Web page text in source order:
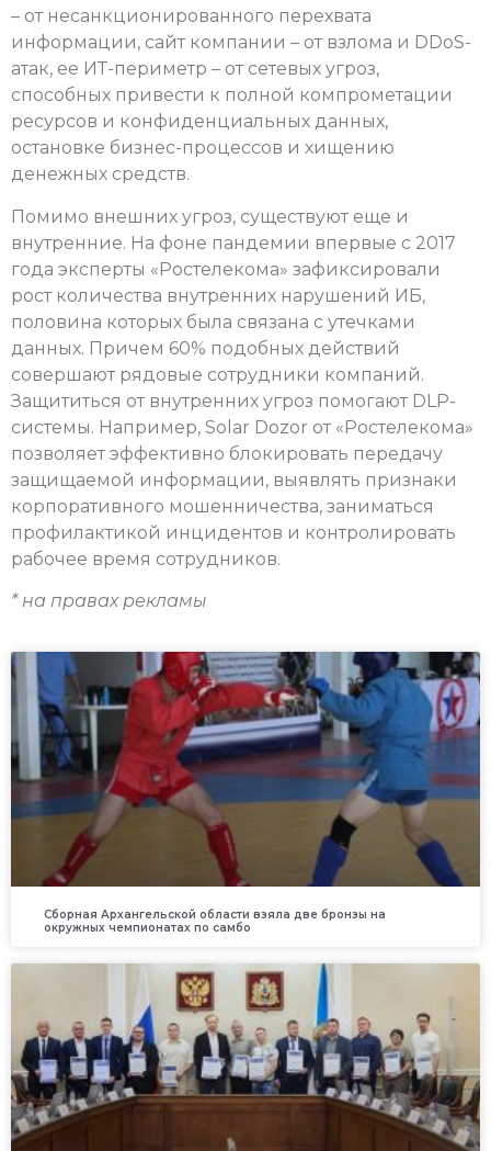
– от несанкционированного перехвата
информации, сайт компании – от взлома и DDoS-
атак, ее ИТ-периметр – от сетевых угроз,
способных привести к полной компрометации
ресурсов и конфиденциальных данных,
остановке бизнес-процессов и хищению
денежных средств.
Помимо внешних угроз, существуют еще и
внутренние. На фоне пандемии впервые с 2017
года эксперты «Ростелекома» зафиксировали
рост количества внутренних нарушений ИБ,
половина которых была связана с утечками
данных. Причем 60% подобных действий
совершают рядовые сотрудники компаний.
Защититься от внутренних угроз помогают DLP-
системы. Например, Solar Dozor от «Ростелекома»
позволяет эффективно блокировать передачу
защищаемой информации, выявлять признаки
корпоративного мошенничества, заниматься
профилактикой инцидентов и контролировать
рабочее время сотрудников.
* на правах рекламы
Сборная Архангельской области взяла две бронзы на
окружных чемпионатах по самбо